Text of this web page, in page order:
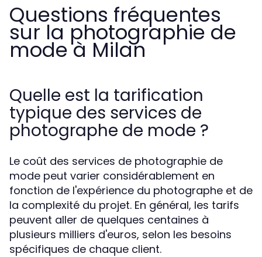
Questions fréquentes
sur la photographie de
mode à Milan
Quelle est la tarification
typique des services de
photographe de mode ?
Le coût des services de photographie de
mode peut varier considérablement en
fonction de l'expérience du photographe et de
la complexité du projet. En général, les tarifs
peuvent aller de quelques centaines à
plusieurs milliers d'euros, selon les besoins
spécifiques de chaque client.